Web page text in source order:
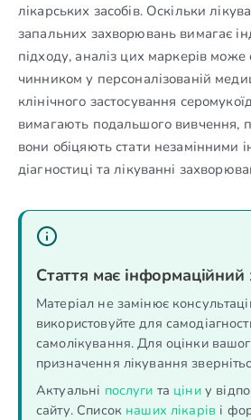
лікарських засобів. Оскільки
запальних захворювань вимагає
підходу, аналіз цих маркерів
чинником у персоналізованій
клінічного застосування
вимагають подальшого вивчення,
вони обіцяють стати незамінними
діагностиці та лікуванні
Стаття має інформаційний
Матеріал не замінює
використовуйте для
самолікування. Для оцінки
призначення лікування
Актуальні послуги та ціниу
сайту. Список наших лікарів і